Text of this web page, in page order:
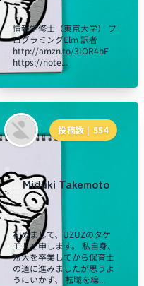
情報学修士（東京大学） プ
ログラミングElm 訳者
http://amzn.to/3IOR4bF
https://note...
投稿数 | 554
Miduki Takemoto
初めまして、UZUZのタケ
モトと申します。 私自身、
短大を卒業してから保育士
の道に進みましたが思うよ
うにいかず、 転職を繰...